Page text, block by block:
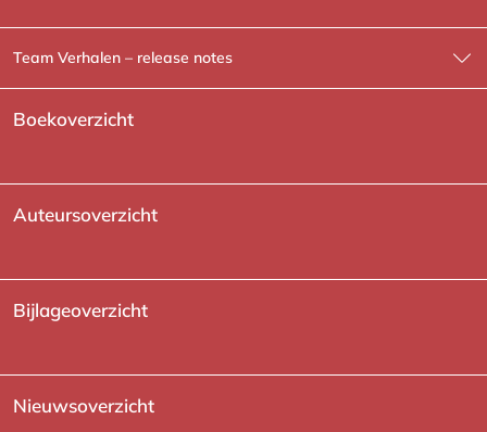
Team Verhalen – release notes
404
Boekoverzicht
Auteursoverzicht
Bijlageoverzicht
Nieuwsoverzicht